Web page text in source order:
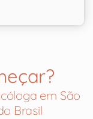
em São
Brasil